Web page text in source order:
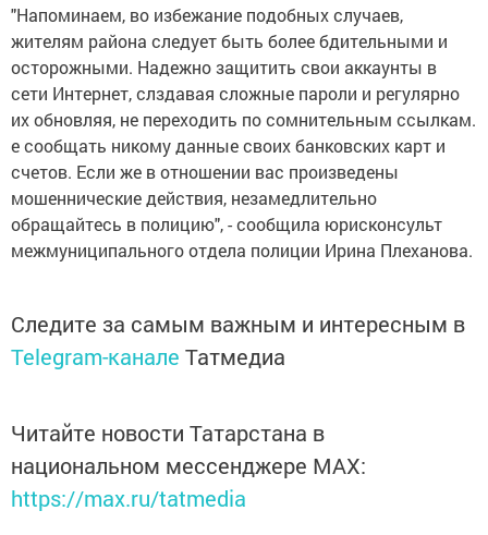
"Напоминаем, во избежание подобных случаев,
жителям района следует быть более бдительными и
осторожными. Надежно защитить свои аккаунты в
сети Интернет, слздавая сложные пароли и регулярно
их обновляя, не переходить по сомнительным ссылкам.
е сообщать никому данные своих банковских карт и
счетов. Если же в отношении вас произведены
мошеннические действия, незамедлительно
обращайтесь в полицию", - сообщила юрисконсульт
межмуниципального отдела полиции Ирина Плеханова.
Следите за самым важным и интересным в
Telegram-канале Татмедиа
Читайте новости Татарстана в
национальном мессенджере MАХ:
https://max.ru/tatmedia